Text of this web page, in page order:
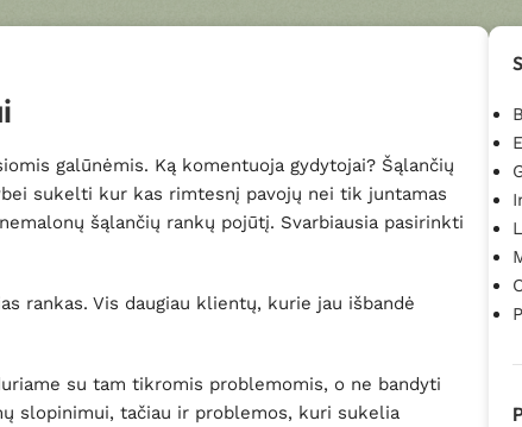
galūnėmis. Ką komentuoja gydytojai? Šąlančių
sukelti kur kas rimtesnį pavojų nei tik juntamas
šąlančių rankų pojūtį. Svarbiausia pasirinkti
rankas. Vis daugiau klientų, kurie jau išbandė
su tam tikromis problemomis, o ne bandyti
slopinimui, tačiau ir problemos, kuri sukelia